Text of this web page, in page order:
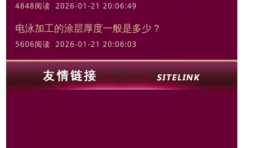
4848阅读 2026-01-21 20:06:49
电泳加工的涂层厚度一般是多少？
5606阅读 2026-01-21 20:06:03